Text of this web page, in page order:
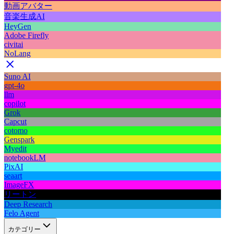
動画アバター
音楽生成AI
HeyGen
Adobe Firefly
civitai
NoLang
Suno AI
gpt-4o
llm
copilot
Grok
Capcut
cotomo
Genspark
Myedit
notebookLM
PixAI
seaart
ImageFX
リートン
Deep Research
Felo Agent
カテゴリー